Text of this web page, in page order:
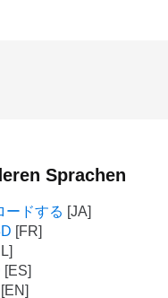
Sprachen
ードする